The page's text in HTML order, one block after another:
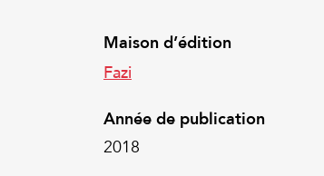
Maison d’édition
Fazi
Année de publication
2018